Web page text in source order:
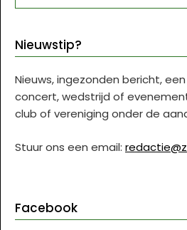
Nieuwstip?
Nieuws, ingezonden bericht,
concert, wedstrijd of
club of vereniging onder de
Stuur ons een email:
Facebook